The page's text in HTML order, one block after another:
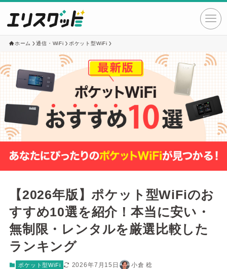
ホーム 通信・WiFi ポケット型WiFi
【2026年版】ポケット型WiFiのお
すすめ10選を紹介！本当に安い・
無制限・レンタルを厳選比較した
ランキング
ポケット型WiFi 2026年7月15日
小倉 稔